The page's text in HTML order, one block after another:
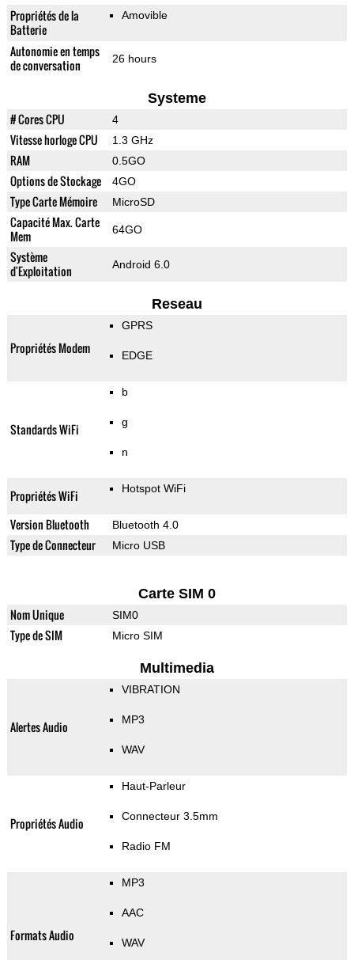
Propriétés de la
Batterie
Amovible
Autonomie en temps
de conversation
26 hours
Systeme
# Cores CPU 4
Vitesse horloge CPU 1.3 GHz
RAM 0.5GO
Options de Stockage 4GO
Type Carte Mémoire MicroSD
Capacité Max. Carte
Mem
64GO
Système
d'Exploitation
Android 6.0
Reseau
Propriétés Modem
GPRS
EDGE
Standards WiFi
b
g
n
Propriétés WiFi Hotspot WiFi
Version Bluetooth Bluetooth 4.0
Type de Connecteur Micro USB
Carte SIM 0
Nom Unique SIM0
Type de SIM Micro SIM
Multimedia
Alertes Audio
VIBRATION
MP3
WAV
Propriétés Audio
Haut-Parleur
Connecteur 3.5mm
Radio FM
Formats Audio
MP3
AAC
WAV